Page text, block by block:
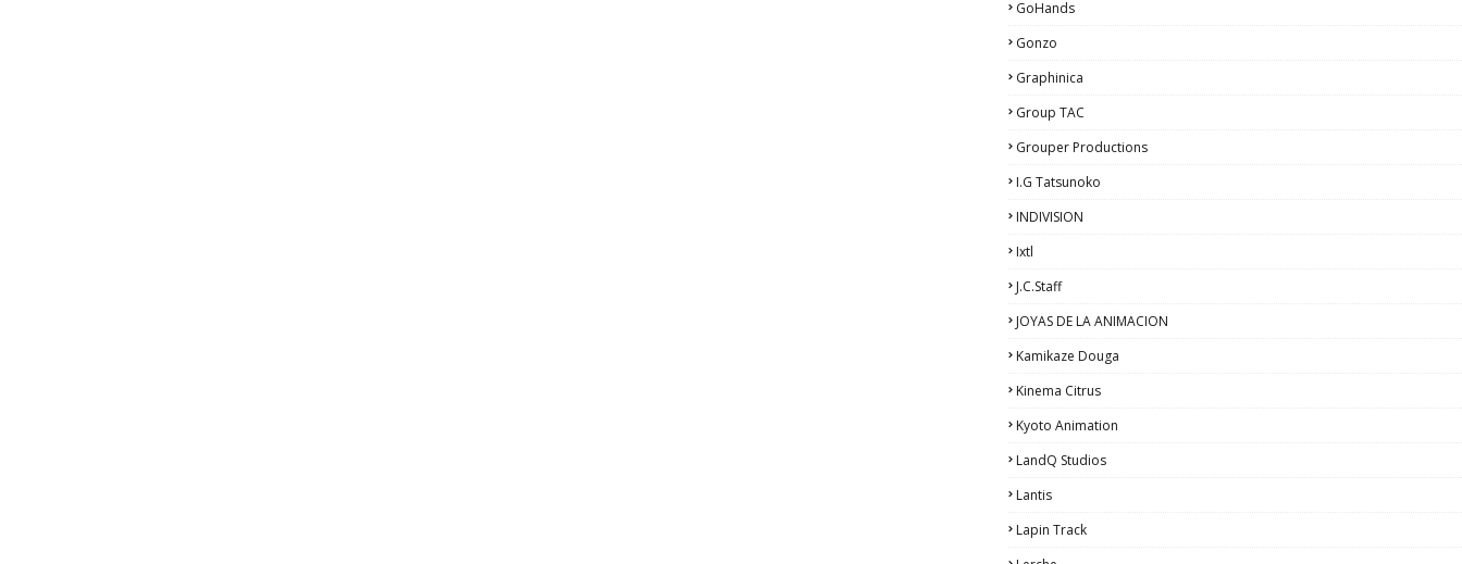
GoHands
Gonzo
Graphinica
Group TAC
Grouper Productions
I.G Tatsunoko
INDIVISION
Ixtl
J.C.Staff
JOYAS DE LA ANIMACION
Kamikaze Douga
Kinema Citrus
Kyoto Animation
LandQ Studios
Lantis
Lapin Track